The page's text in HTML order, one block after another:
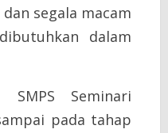
segala macam
dalam
Seminari
pada tahap